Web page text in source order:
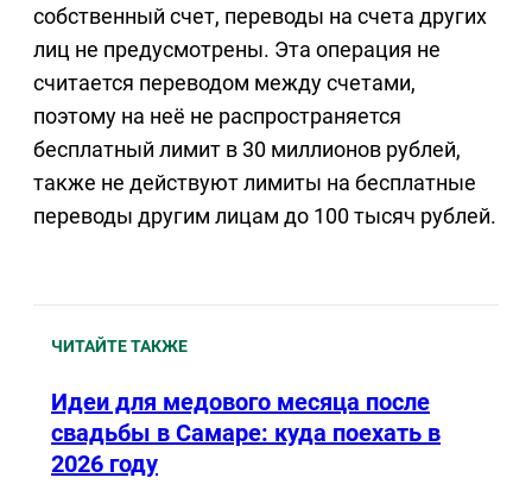
собственный счет, переводы на счета других
лиц не предусмотрены. Эта операция не
считается переводом между счетами,
поэтому на неё не распространяется
бесплатный лимит в 30 миллионов рублей,
также не действуют лимиты на бесплатные
переводы другим лицам до 100 тысяч рублей.
ЧИТАЙТЕ ТАКЖЕ
Идеи для медового месяца после
свадьбы в Самаре: куда поехать в
2026 году